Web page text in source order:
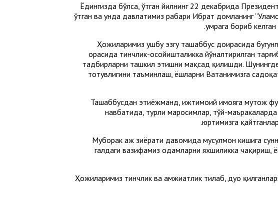
Ёдингизда бўлса, ўтган йилнинг 22 декабрида
ўтган ва унда давлатимиз раҳбари Ибрат домланинг
умрага бориб
Ҳожиларимиз ушбу эзгу ташаббус доирасида
орасида тинчлик-осойишталикка йўналтирилган
тадбирларни ташкил этишни мақсад қилишди.
тотувлигини таъминлаш, ёшларни Ватанимизга
Ташаббусдан эҳтиёжманд, ижтимоий ҳимояга муҳтож
навбатида, турли маросимлар, тўй-
юртимизга
— Муборак ҳаж зиёрати давомида мусулмон кишига
галдаги вазифамиз одамларни яхшиликка чақириш,
Ҳожиларимиз тинчлик ва ҳамжиҳатлик тилаб, дуо